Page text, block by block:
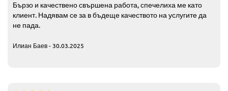
Бързо и качествено свършена работа, спечелиха ме като
клиент. Надявам се за в бъдеще качеството на услугите да
не пада.
Илиан Баев - 30.03.2025